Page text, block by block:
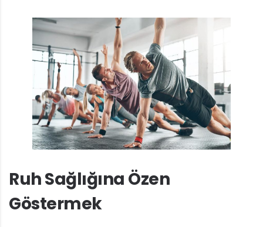
Ruh Sağlığına Özen
Göstermek